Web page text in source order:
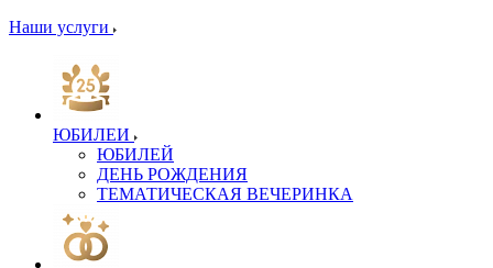
Наши услуги
ЮБИЛЕИ
ЮБИЛЕЙ
ДЕНЬ РОЖДЕНИЯ
ТЕМАТИЧЕСКАЯ ВЕЧЕРИНКА